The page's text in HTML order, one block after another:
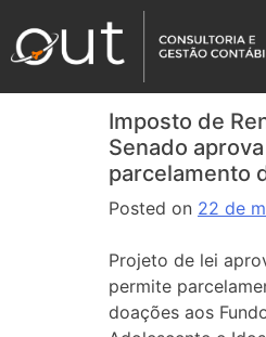
Imposto de
Senado aprova
parcelamento
Posted on 22 de
Projeto de lei
permite
doações aos